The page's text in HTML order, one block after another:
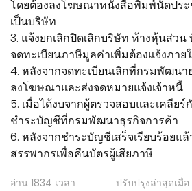
โดยต้องลงโฆษณาหนังสือพิมพ์นัดประ
เป็นบริษัท
3. แจ้งยกเลิกปิดเลิกบริษัท ห้างหุ้นส่ว
จดทะเบียนภาษีมูลค่าเพิ่มต้องแจ้งภาย
4. หลังจากจดทะเบียนเลิกที่กรมพัฒนา
ลงโฆษณาและส่งจดหมายแจ้งเจ้าหนี้
5. เมื่อได้งบจากผู้ตรวจสอบและเคลีย
ชำระบัญชีที่กรมพัฒนาธุรกิจการค้า
6. หลังจากชำระบัญชีเสร็จเรียบร้อยแ
สรรพากรเพื่อคืนบัตรผู้เสียภาษี
อ่าน 1834 เวลา ปรับปรุงล่าสุดเมื่